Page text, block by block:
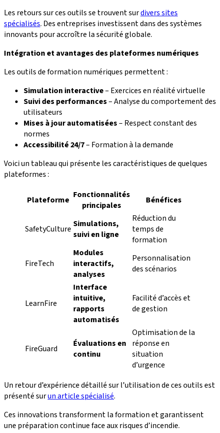
Les retours sur ces outils se trouvent surdivers sites
spécialisés. Des entreprises investissent dans des systèmes
innovants pour accroître la sécurité globale.
Intégration et avantages des plateformes numériques
Les outils de formation numériques permettent :
Simulation interactive– Exercices en réalité virtuelle
Suivi des performances– Analyse du comportement des
utilisateurs
Mises à jour automatisées– Respect constant des
normes
Accessibilité 24/7– Formation à la demande
Voici un tableau qui présente les caractéristiques de quelques
plateformes :
Plateforme Fonctionnalités
principales
Bénéfices
SafetyCulture Simulations,
suivi en ligne
Réduction du
temps de
formation
FireTech
Modules
interactifs,
analyses
Personnalisation
des scénarios
LearnFire
Interface
intuitive,
rapports
automatisés
Facilité d’accès et
de gestion
FireGuard
Évaluations en
continu
Optimisation de la
réponse en
situation
d’urgence
Un retour d’expérience détaillé sur l’utilisation de ces outils est
présenté surun article spécialisé.
Ces innovations transforment la formation et garantissent
une préparation continue face aux risques d’incendie.